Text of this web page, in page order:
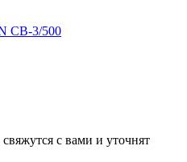
СВ-3/500
с вами и уточнят